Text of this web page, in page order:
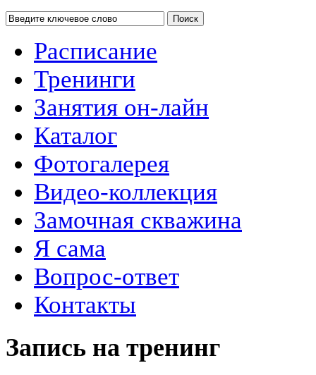
Поиск
Расписание
Тренинги
Занятия он-лайн
Каталог
Фотогалерея
Видео-коллекция
Замочная скважина
Я сама
Вопрос-ответ
Контакты
Запись на тренинг